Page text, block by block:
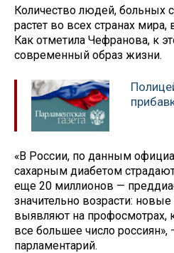
Количество людей, больных
растет во всех странах
Как отметила Чефранова, к
современный образ жизни.
«В России, по данным
сахарным диабетом
еще 20 миллионов —
значительно возрасти: новые
выявляют на профосмотрах,
все большее число россиян»,
парламентарий.